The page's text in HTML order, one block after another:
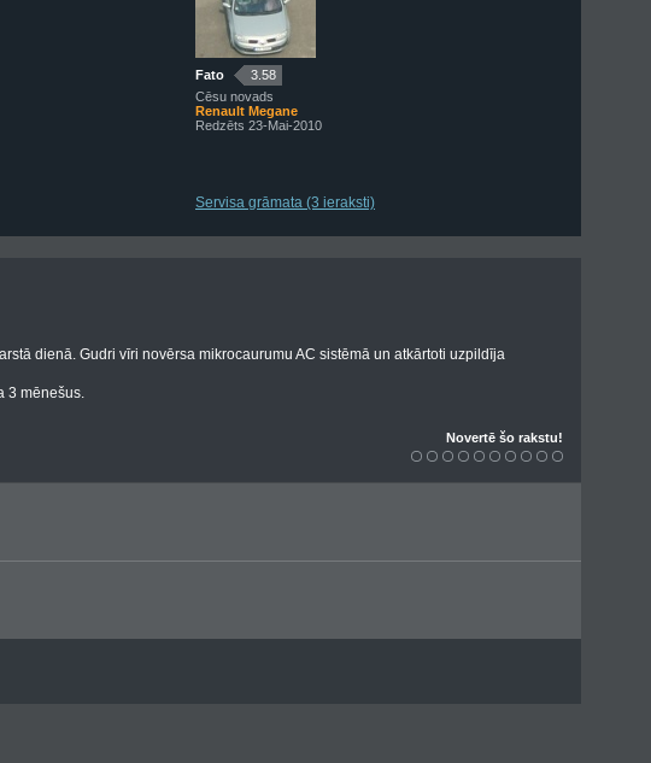
Fato
3.58
Cēsu novads
Renault Megane
Redzēts 23-Mai-2010
Servisa grāmata (3 ieraksti)
dienā. Gudri vīri novērsa mikrocaurumu AC sistēmā un atkārtoti uzpildīja
3 mēnešus.
Novertē šo rakstu!